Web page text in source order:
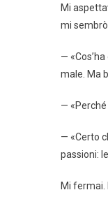
Mi
mi
—
male. Ma
—
— «Certo
passioni:
Mi fermai.